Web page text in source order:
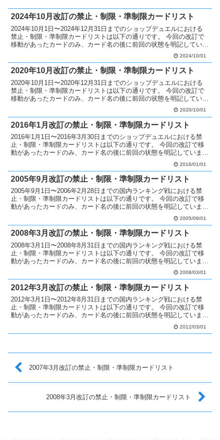
2024年10月改訂の禁止・制限・準制限カードリスト
2024年10月1日〜2024年12月31日までのショップデュエルにおける
禁止・制限・準制限カードリストは以下の通りです。 今回の改訂で
移動があったカードのみ、カード名の後に前回の状態を明記していま
2024/10/01
2020年10月改訂の禁止・制限・準制限カードリスト
2020年10月1日〜2020年12月31日までのショップデュエルにおける
禁止・制限・準制限カードリストは以下の通りです。 今回の改訂で
移動があったカードのみ、カード名の後に前回の状態を明記していま
2020/10/01
2016年1月改訂の禁止・制限・準制限カードリスト
2016年1月1日〜2016年3月30日までのショップデュエルにおける禁
止・制限・準制限カードリストは以下の通りです。 今回の改訂で移
動があったカードのみ、カード名の後に前回の状態を明記していま
2016/01/01
2005年9月改訂の禁止・制限・準制限カードリスト
2005年9月1日〜2006年2月28日までの国内ランキング戦における禁
止・制限・準制限カードリストは以下の通りです。 今回の改訂で移
動があったカードのみ、カード名の後に前回の状態を明記していま
2005/09/01
2008年3月改訂の禁止・制限・準制限カードリスト
2008年3月1日〜2008年8月31日までの国内ランキング戦における禁
止・制限・準制限カードリストは以下の通りです。 今回の改訂で移
動があったカードのみ、カード名の後に前回の状態を明記していま
2008/03/01
2012年3月改訂の禁止・制限・準制限カードリスト
2012年3月1日〜2012年8月31日までの国内ランキング戦における禁
止・制限・準制限カードリストは以下の通りです。 今回の改訂で移
動があったカードのみ、カード名の後に前回の状態を明記していま
2012/03/01
2007年3月改訂の禁止・制限・準制限カードリスト
2008年3月改訂の禁止・制限・準制限カードリスト